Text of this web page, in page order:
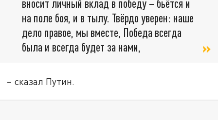
вносит личный вклад в победу – бьётся и
на поле боя, и в тылу. Твёрдо уверен: наше
дело правое, мы вместе, Победа всегда
была и всегда будет за нами,
– сказал Путин.